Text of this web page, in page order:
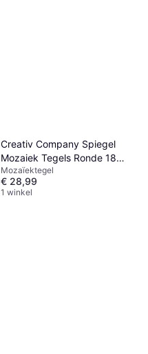
Creativ Company Spiegel
Mozaiek Tegels Ronde 18
mm 400 Stuk
Mozaïektegel
€ 28,99
1 winkel